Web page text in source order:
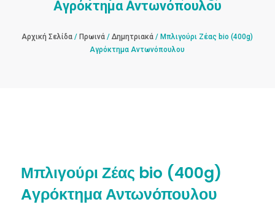
Aγρόκτημα Αντωνόπουλου
Αρχική Σελίδα /Πρωινά /Δημητριακά / Μπλιγούρι Ζέας bio (400g)
Aγρόκτημα Αντωνόπουλου
Μπλιγούρι Ζέας bio (400g)
Aγρόκτημα Αντωνόπουλου